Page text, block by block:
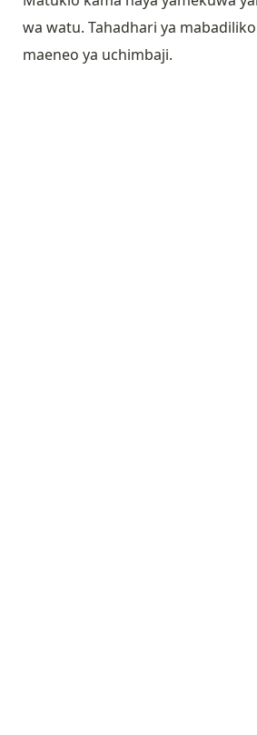
wa watu. Tahadhari ya
maeneo ya uchimbaji.